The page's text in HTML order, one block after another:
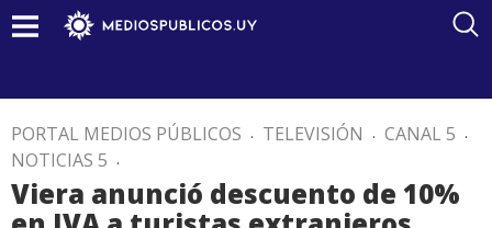
PORTAL MEDIOS PÚBLICOS . TELEVISIÓN . CANAL 5 .
NOTICIAS 5 .
Viera anunció descuento de 10%